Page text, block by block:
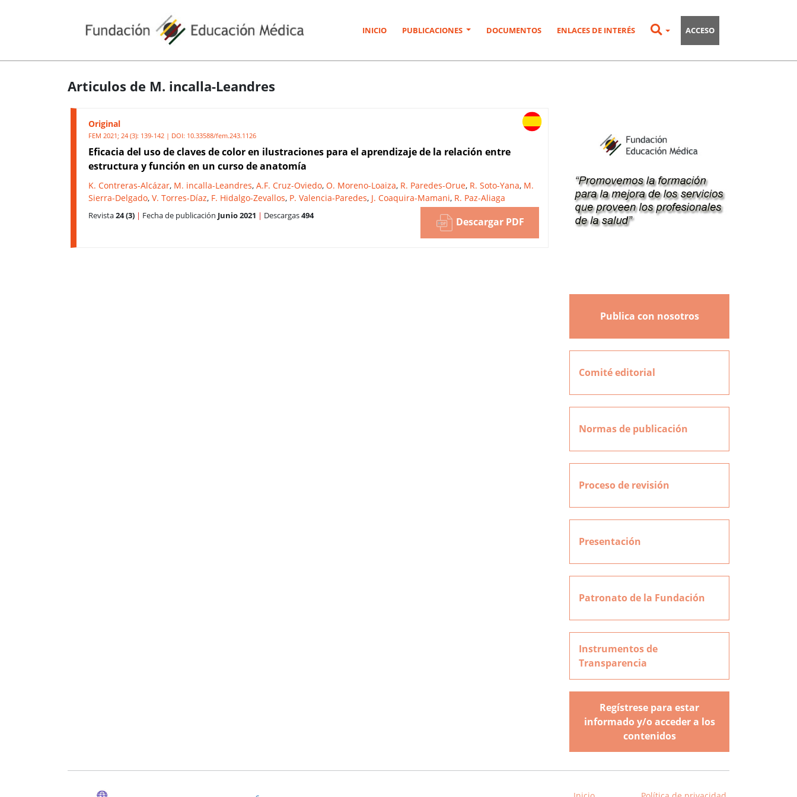
INICIO PUBLICACIONES DOCUMENTOS ENLACES DE INTERÉS ACCESO
Articulos de M. incalla-Leandres
Original
FEM 2021; 24 (3): 139-142 | DOI: 10.33588/fem.243.1126
Eficacia del uso de claves de color en ilustraciones para el aprendizaje de la relación entre
estructura y función en un curso de anatomía
K. Contreras-Alcázar, M. incalla-Leandres, A.F. Cruz-Oviedo, O. Moreno-Loaiza, R. Paredes-Orue, R. Soto-Yana, M.
Sierra-Delgado, V. Torres-Díaz, F. Hidalgo-Zevallos, P. Valencia-Paredes, J. Coaquira-Mamani, R. Paz-Aliaga
Revista24 (3) | Fecha de publicación Junio 2021 | Descargas494 Descargar PDF
Publica con nosotros
Comité editorial
Normas de publicación
Proceso de revisión
Presentación
Patronato de la Fundación
Instrumentos de
Transparencia
Regístrese para estar
informado y/o acceder a los
contenidos